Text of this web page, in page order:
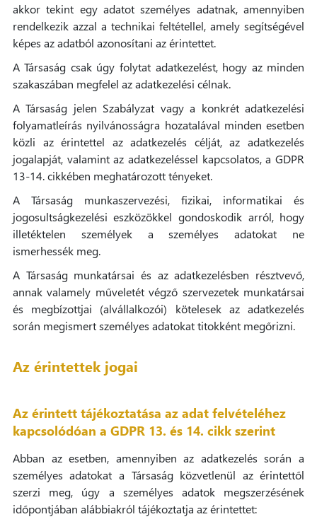
akkor tekint egy adatot személyes adatnak, amennyiben
rendelkezik azzal a technikai feltétellel, amely segítségével
képes az adatból azonosítani az érintettet.
A Társaság csak úgy folytat adatkezelést, hogy az minden
szakaszában megfelel az adatkezelési célnak.
A Társaság jelen Szabályzat vagy a konkrét adatkezelési
folyamatleírás nyilvánosságra hozatalával minden esetben
közli az érintettel az adatkezelés célját, az adatkezelés
jogalapját, valamint az adatkezeléssel kapcsolatos, a GDPR
13-14. cikkében meghatározott tényeket.
A Társaság munkaszervezési, fizikai, informatikai és
jogosultságkezelési eszközökkel gondoskodik arról, hogy
illetéktelen személyek a személyes adatokat ne
ismerhessék meg.
A Társaság munkatársai és az adatkezelésben résztvevő,
annak valamely műveletét végző szervezetek munkatársai
és megbízottjai (alvállalkozói) kötelesek az adatkezelés
során megismert személyes adatokat titokként megőrizni.
Az érintettek jogai
Az érintett tájékoztatása az adat felvételéhez
kapcsolódóan a GDPR 13. és 14. cikk szerint
Abban az esetben, amennyiben az adatkezelés során a
személyes adatokat a Társaság közvetlenül az érintettől
szerzi meg, úgy a személyes adatok megszerzésének
időpontjában alábbiakról tájékoztatja az érintettet: